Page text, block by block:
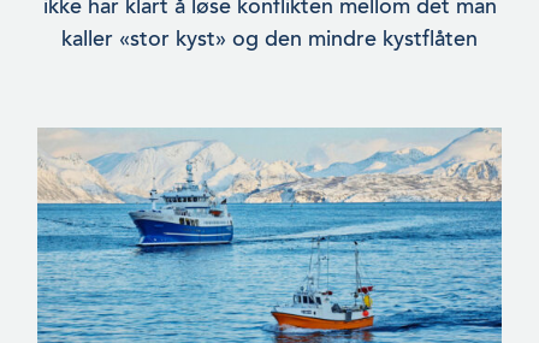
ikke har klart å løse konflikten mellom det man
kaller «stor kyst» og den mindre kystflåten